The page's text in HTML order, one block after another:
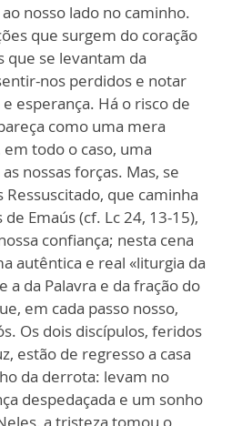
nosso lado no caminho.
que surgem do coração
que se levantam da
nos perdidos e notar
esperança. Há o risco de
como uma mera
todo o caso, uma
nossas forças. Mas, se
que caminha
Emaús (cf. Lc 24, 13-15),
confiança; nesta cena
autêntica e real «liturgia da
a da Palavra e da fração do
em cada passo nosso,
Os dois discípulos, feridos
estão de regresso a casa
da derrota: levam no
despedaçada e um sonho
a tristeza tomou o